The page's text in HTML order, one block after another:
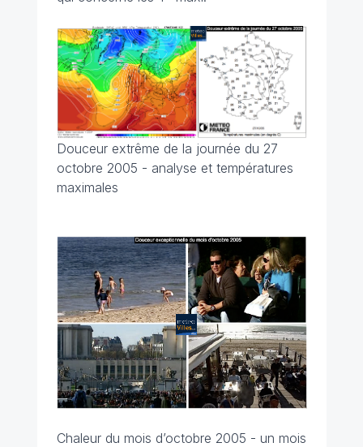
Douceur extrême de la journée du 27
octobre 2005 - analyse et températures
maximales
Chaleur du mois d’octobre 2005 - un mois